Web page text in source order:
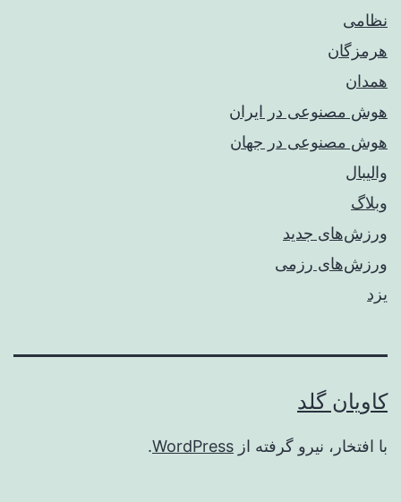
نظامی
هرمزگان
همدان
هوش مصنوعی در ایران
هوش مصنوعی در جهان
والیبال
وبلاگ
ورزش‌های جدید
ورزش‌های رزمی
یزد
کاویان گلد
با افتخار، نیرو گرفته از WordPress
.